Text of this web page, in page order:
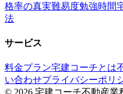
格率の真実難易度勉強時間
法
サービス
料金プラン宅建コーチとは
い合わせプライバシーポリ
© 2026 宅建コーチ不動産業